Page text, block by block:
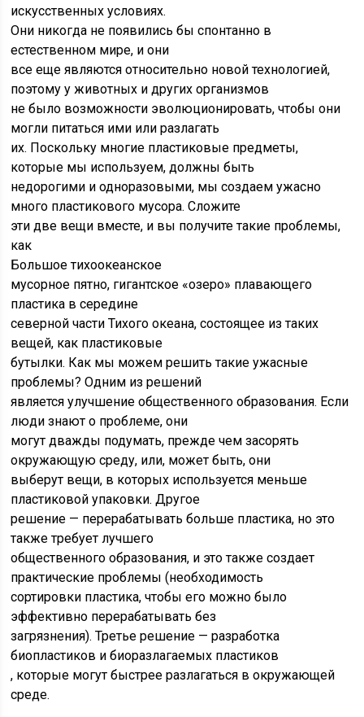
искусственных условиях.
Они никогда не появились бы спонтанно в
естественном мире, и они
все еще являются относительно новой технологией,
поэтому у животных и других организмов
не было возможности эволюционировать, чтобы они
могли питаться ими или разлагать
их. Поскольку многие пластиковые предметы,
которые мы используем, должны быть
недорогими и одноразовыми, мы создаем ужасно
много пластикового мусора. Сложите
эти две вещи вместе, и вы получите такие проблемы,
как
Большое тихоокеанское
мусорное пятно, гигантское «озеро» плавающего
пластика в середине
северной части Тихого океана, состоящее из таких
вещей, как пластиковые
бутылки. Как мы можем решить такие ужасные
проблемы? Одним из решений
является улучшение общественного образования. Если
люди знают о проблеме, они
могут дважды подумать, прежде чем засорять
окружающую среду, или, может быть, они
выберут вещи, в которых используется меньше
пластиковой упаковки. Другое
решение — перерабатывать больше пластика, но это
также требует лучшего
общественного образования, и это также создает
практические проблемы (необходимость
сортировки пластика, чтобы его можно было
эффективно перерабатывать без
загрязнения). Третье решение — разработка
биопластиков и биоразлагаемых пластиков
, которые могут быстрее разлагаться в окружающей
среде.